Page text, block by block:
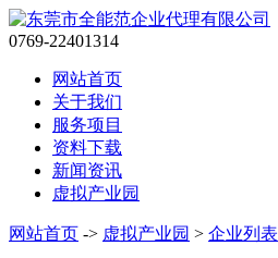
0769-22401314
网站首页
关于我们
服务项目
资料下载
新闻资讯
虚拟产业园
网站首页 -> 虚拟产业园 > 企业列表